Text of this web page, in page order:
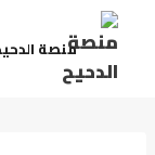
منصة